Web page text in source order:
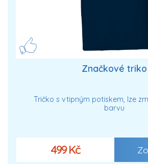
Značkové triko
Tričko s vtipným potiskem, lze
barvu
499 Kč